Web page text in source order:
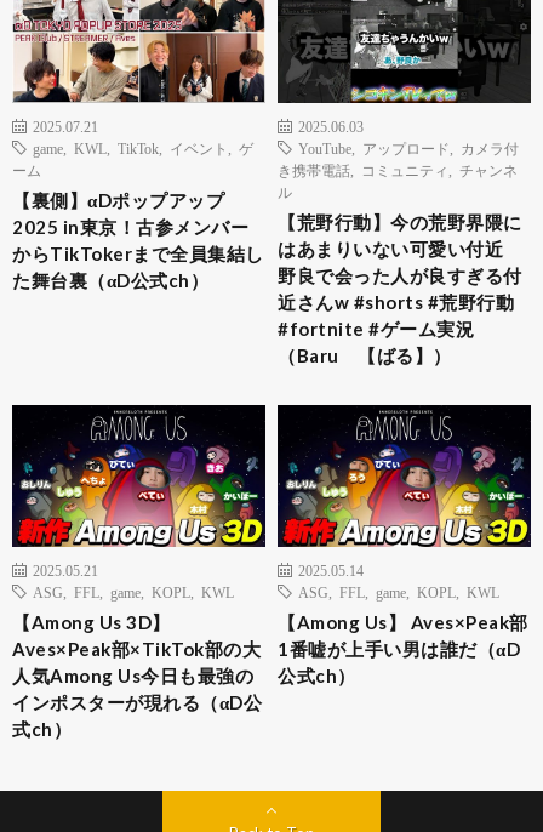
2025.07.21
game
KWL TikTok イベント
ゲ
ーム
【裏側】αDポップアップ
2025 in東京！古参メンバー
からTikTokerまで全員集結し
た舞台裏（αD公式ch）
2025.06.03
YouTube
アップロード
カメラ付
き携帯電話
コミュニティ
チャンネ
ル
【荒野行動】今の荒野界隈に
はあまりいない可愛い付近
野良で会った人が良すぎる付
近さんw #shorts #荒野行動
#fortnite #ゲーム実況
（Baru 【ばる】）
2025.05.21
ASG
FFL game KOPL KWL
【Among Us 3D】
Aves×Peak部×TikTok部の大
人気Among Us今日も最強の
インポスターが現れる（αD公
式ch）
2025.05.14
ASG
FFL game KOPL KWL
【Among Us】 Aves×Peak部
1番嘘が上手い男は誰だ（αD
公式ch）